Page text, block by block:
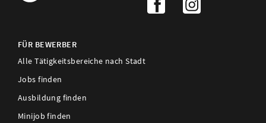
FÜR BEWERBER
Alle Tätigkeitsbereiche nach Stadt
Jobs finden
Ausbildung finden
Minijob finden